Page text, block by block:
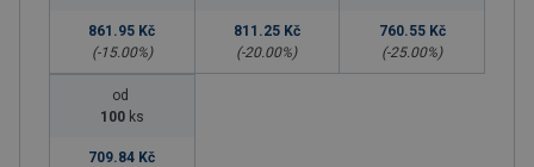
861.95 Kč
(-15.00%)
811.25 Kč
(-20.00%)
760.55 Kč
(-25.00%)
od
100 ks
709.84 Kč